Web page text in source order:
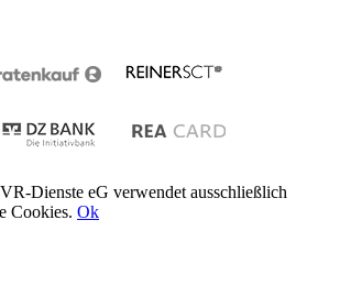
Dienste eG verwendet ausschließlich
Cookies. Ok